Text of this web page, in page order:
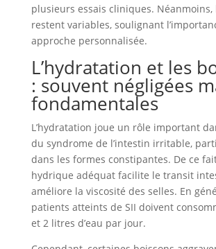
plusieurs essais cliniques. Néanmoins,
restent variables, soulignant
approche personnalisée.
L’hydratation et les
: souvent négligées
fondamentales
L’hydratation joue un rôle important
du syndrome de l’intestin irritable,
dans les formes constipantes. De ce
hydrique adéquat facilite le transit
améliore la viscosité des selles. En
patients atteints de SII doivent
et 2 litres d’eau par jour.